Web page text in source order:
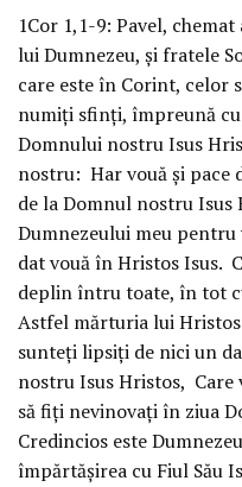
1Cor 1,1-9: Pavel,
lui Dumnezeu, şi fratele
care este în Corint, celor
numiţi sfinţi, împreună
Domnului nostru Isus
nostru: Har vouă şi pace
de la Domnul nostru
Dumnezeului meu
dat vouă în Hristos Isus.
deplin întru toate, în tot
Astfel mărturia lui
sunteţi lipsiţi de nici un
nostru Isus Hristos, Care
să fiţi nevinovaţi în ziua
Credincios este
împărtăşirea cu Fiul Său